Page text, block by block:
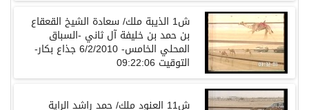
ش1 الذيبة ملك/ سعادة الشيخ القعقاع
بن حمد بن خليفة آل ثاني -السباق
المحلي الخامس- 6/2/2010 جذاع بكار-
التوقيت 09:22:06
ش11 العنود ملك/ حمد راشد الراية